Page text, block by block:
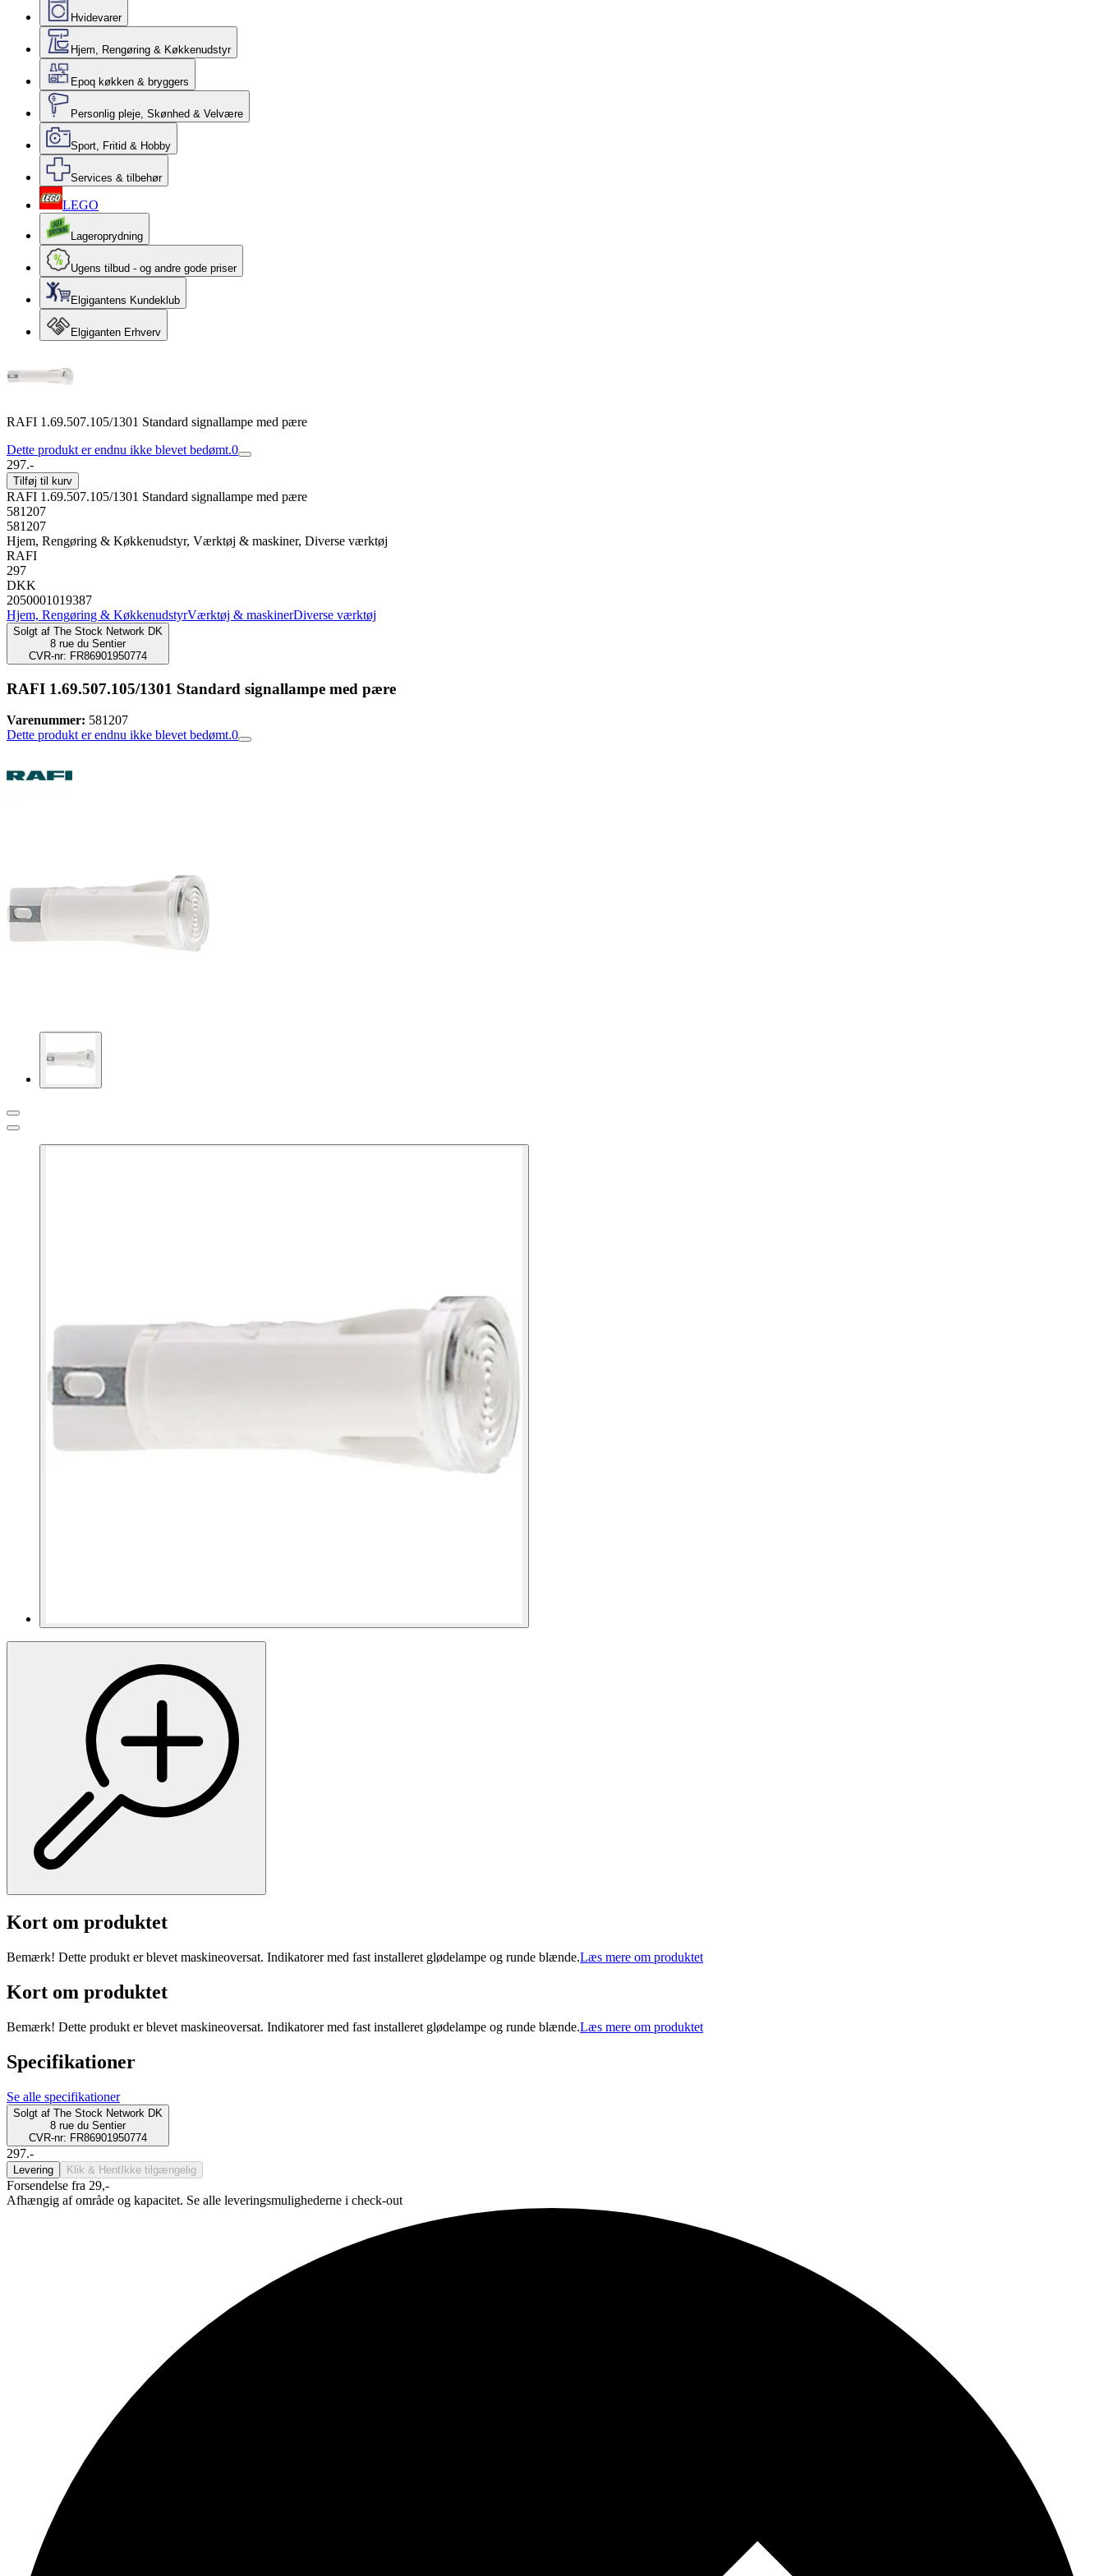
Hvidevarer
Hjem, Rengøring & Køkkenudstyr
Epoq køkken & bryggers
Personlig pleje, Skønhed & Velvære
Sport, Fritid & Hobby
Services & tilbehør
LEGO
Lageroprydning
Ugens tilbud - og andre gode priser
Elgigantens Kundeklub
Elgiganten Erhverv
RAFI 1.69.507.105/1301 Standard signallampe med pære
Dette produkt er endnu ikke blevet bedømt.0
297.-
Tilføj til kurv
RAFI 1.69.507.105/1301 Standard signallampe med pære
581207
581207
Hjem, Rengøring & Køkkenudstyr, Værktøj & maskiner, Diverse værktøj
RAFI
297
DKK
2050001019387
Hjem, Rengøring & KøkkenudstyrVærktøj & maskinerDiverse værktøj
Solgt af The Stock Network DK
8 rue du Sentier
CVR-nr: FR86901950774
RAFI 1.69.507.105/1301 Standard signallampe med pære
Varenummer: 581207
Dette produkt er endnu ikke blevet bedømt.0
Kort om produktet
Bemærk! Dette produkt er blevet maskineoversat. Indikatorer med fast installeret glødelampe og runde blænde.Læs mere om produktet
Kort om produktet
Bemærk! Dette produkt er blevet maskineoversat. Indikatorer med fast installeret glødelampe og runde blænde.Læs mere om produktet
Specifikationer
Se alle specifikationer
Solgt af The Stock Network DK
8 rue du Sentier
CVR-nr: FR86901950774
297.-
Levering Klik & Hent Ikke tilgængelig
Forsendelse fra 29,-
Afhængig af område og kapacitet. Se alle leveringsmulighederne i check-out